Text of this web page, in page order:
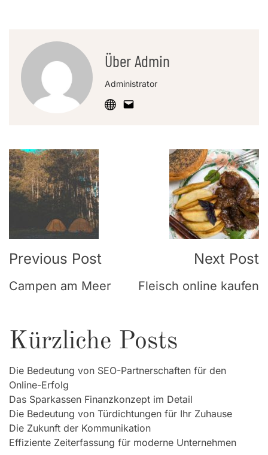
Über Admin
Administrator
Post
Navigation
Previous Post
Campen am Meer
Next Post
Fleisch online kaufen
Kürzliche Posts
Die Bedeutung von SEO-Partnerschaften für den
Online-Erfolg
Das Sparkassen Finanzkonzept im Detail
Die Bedeutung von Türdichtungen für Ihr Zuhause
Die Zukunft der Kommunikation
Effiziente Zeiterfassung für moderne Unternehmen